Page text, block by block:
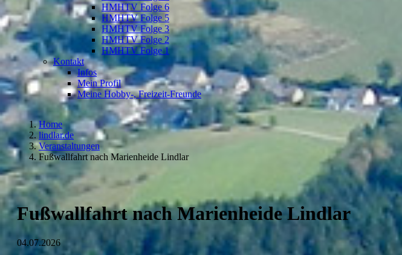
HMHTV Folge 6
HMHTV Folge 5
HMHTV Folge 3
HMHTV Folge 2
HMHTV Folge 1
Kontakt
Infos
Mein Profil
Meine Hobby-, Freizeit-Freunde
Home
lindlar.de
Veranstaltungen
Fußwallfahrt nach Marienheide Lindlar
Fußwallfahrt nach Marienheide Lindlar
04.07.2026